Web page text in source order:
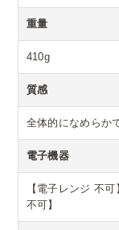
重量
410g
質感
全体的になめらか
電子機器
【電子レンジ 不
不可】